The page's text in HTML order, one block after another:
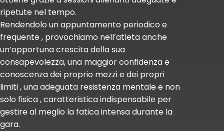
ripetute nel tempo.
Rendendolo un appuntamento periodico e
frequente , provochiamo nell’atleta anche
un’opportuna crescita della sua
consapevolezza, una maggior confidenza e
conoscenza dei proprio mezzi e dei propri
limiti , una adeguata resistenza mentale e non
solo fisica , caratteristica indispensabile per
gestire al meglio la fatica intensa durante la
gara.